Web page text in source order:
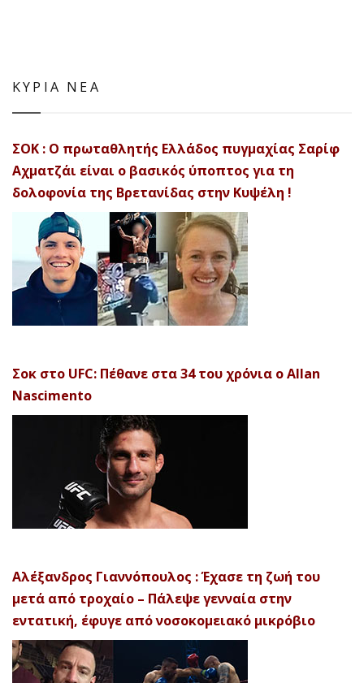
ΚΥΡΙΑ ΝΕΑ
ΣΟΚ : Ο πρωταθλητής Ελλάδος πυγμαχίας Σαρίφ
Αχματζάι είναι ο βασικός ύποπτος για τη
δολοφονία της Βρετανίδας στην Κυψέλη !
Σοκ στο UFC: Πέθανε στα 34 του χρόνια ο Allan
Nascimento
Αλέξανδρος Γιαννόπουλος : Έχασε τη ζωή του
μετά από τροχαίο – Πάλεψε γενναία στην
εντατική, έφυγε από νοσοκομειακό μικρόβιο